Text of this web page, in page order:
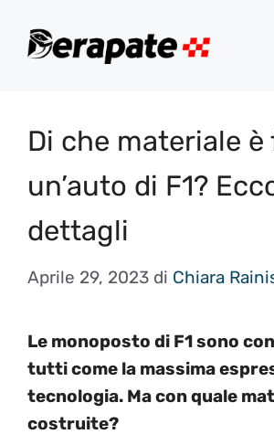
Di che materiale
un’auto di F1?
dettagli
Aprile 29, 2023 di Chiara
Le monoposto di F1 sono
tutti come la massima
tecnologia. Ma con quale
costruite?